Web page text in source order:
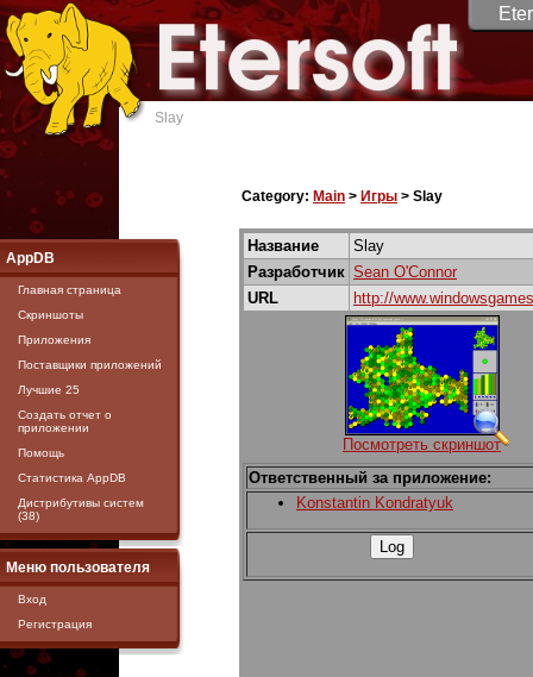
Slay
AppDB
Главная страница
Скриншоты
Приложения
Поставщики приложений
Лучшие 25
Создать отчет о
приложении
Помощь
Статистика AppDB
Дистрибутивы систем
(38)
Меню пользователя
Вход
Регистрация
Category: Main > Игры > Slay
Название
Slay
Разработчик Sean O'Connor
URL
http://
Посмотреть скриншот
Ответственный за приложение:
Konstantin Kondratyuk